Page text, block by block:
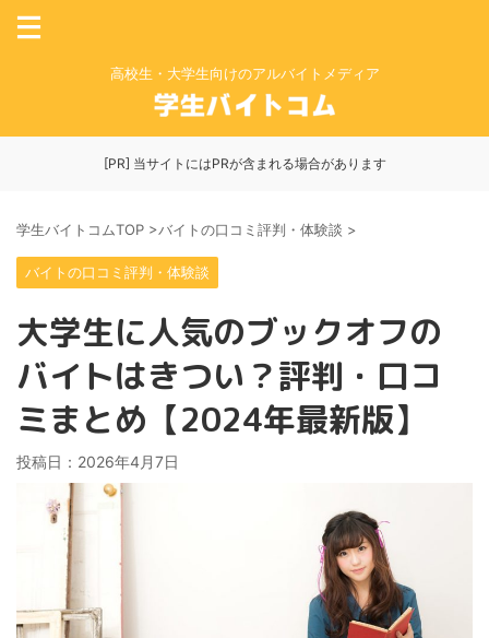
高校生・大学生向けのアルバイトメディア
[PR] 当サイトにはPRが含まれる場合があります
学生バイトコムTOP >バイトの口コミ評判・体験談 >
バイトの口コミ評判・体験談
大学生に人気のブックオフの
バイトはきつい？評判・口コ
ミまとめ【2024年最新版】
投稿日： 2026年4月7日